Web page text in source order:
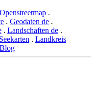
Openstreetmap .
. Geodaten de .
. Landschaften de .
Seekarten . Landkreis